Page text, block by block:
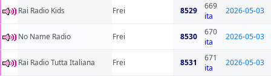
Rai Radio Kids Frei 8529
669
ita
2026-05-03
No Name Radio Frei 8530
670
ita
2026-05-03
Rai Radio Tutta Italiana Frei 8531
671
ita
2026-05-03